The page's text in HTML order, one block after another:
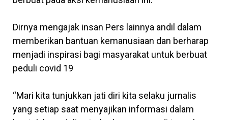
Dirnya mengajak insan Pers lainnya andil dalam
memberikan bantuan kemanusiaan dan berharap
menjadi inspirasi bagi masyarakat untuk berbuat
peduli covid 19
“Mari kita tunjukkan jati diri kita selaku jurnalis
yang setiap saat menyajikan informasi dalam